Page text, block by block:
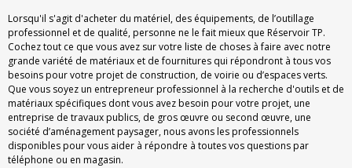
Lorsqu'il s'agit d'acheter du matériel, des équipements, de l’outillage
professionnel et de qualité, personne ne le fait mieux que Réservoir TP.
Cochez tout ce que vous avez sur votre liste de choses à faire avec notre
grande variété de matériaux et de fournitures qui répondront à tous vos
besoins pour votre projet de construction, de voirie ou d’espaces verts.
Que vous soyez un entrepreneur professionnel à la recherche d'outils et de
matériaux spécifiques dont vous avez besoin pour votre projet, une
entreprise de travaux publics, de gros œuvre ou second œuvre, une
société d’aménagement paysager, nous avons les professionnels
disponibles pour vous aider à répondre à toutes vos questions par
téléphone ou en magasin.